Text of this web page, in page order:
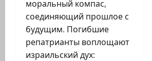
моральный компас,
соединяющий прошлое с
будущим. Погибшие
репатрианты воплощают
израильский дух: